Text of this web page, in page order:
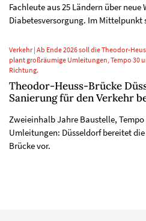
Fachleute aus 25 Ländern über neue
Diabetesversorgung. Im
Verkehr | Ab Ende 2026 soll die Theodor-
plant großräumige Umleitungen, Tempo 30
Richtung.
Theodor-Heuss-Brücke
Sanierung für den Verkehr
Zweieinhalb Jahre Baustelle,
Umleitungen: Düsseldorf bereitet
Brücke vor.